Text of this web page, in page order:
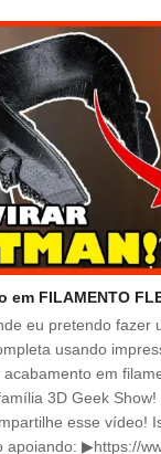
em FILAMENTO
eu pretendo fazer
usando
em
3D Geek
esse vídeo!
apoiando: ▶https://